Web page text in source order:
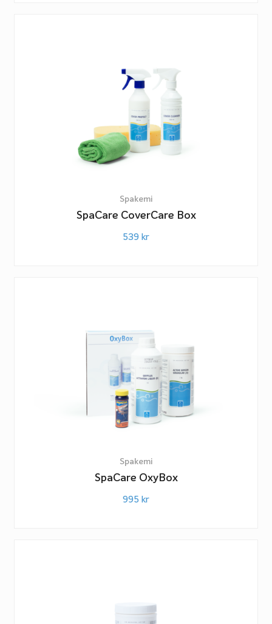
Spakemi
SpaCare CoverCare Box
539 kr
Spakemi
SpaCare OxyBox
995 kr